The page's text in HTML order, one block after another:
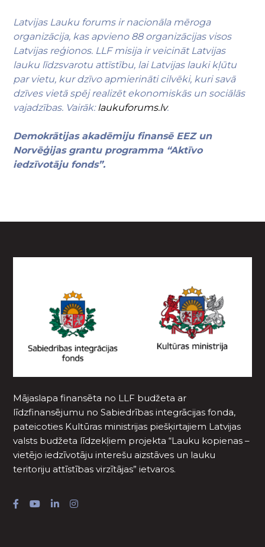
Latvijas Lauku forums ir nacionāla mēroga
organizācija, kas apvieno 88 organizācijas visos
Latvijas reģionos. LLF misija ir veicināt Latvijas
lauku līdzsvarotu attīstību, lai Latvijas lauki kļūtu
par vietu, kur dzīvo apmierināti cilvēki, kuri savā
dzīves vietā spēj realizēt ekonomiskās un sociālās
vajadzības. Vairāk:laukuforums.lv.
Demokrātijas akadēmiju finansē EEZ un
Norvēģijas grantu programma “Aktīvo
iedzīvotāju fonds”.
Mājaslapa finansēta no LLF budžeta ar
līdzfinansējumu no Sabiedrības integrācijas fonda,
pateicoties Kultūras ministrijas piešķirtajiem Latvijas
valsts budžeta līdzekļiem projekta “Lauku kopienas –
vietējo iedzīvotāju interešu aizstāves un lauku
teritoriju attīstības virzītājas” ietvaros.